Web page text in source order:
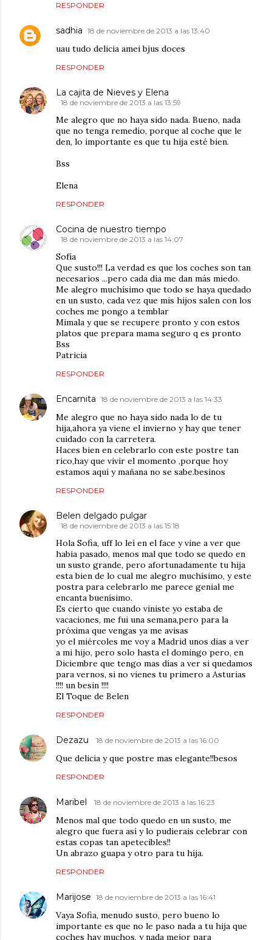
RESPONDER
sadhia 18 de noviembre de 2013 a las 13:40
uau tudo delicia amei bjus doces
RESPONDER
La cajita de Nieves y Elena
18 de noviembre de 2013 a las 13:59
Me alegro que no haya sido nada. Bueno, nada
que no tenga remedio, porque al coche que le
den, lo importante es que tu hija esté bien.
Bss
Elena
RESPONDER
Cocina de nuestro tiempo
18 de noviembre de 2013 a las 14:07
Sofía
Que susto!!! La verdad es que los coches son tan
necesarios ...pero cada día me dan más miedo.
Me alegro muchísimo que todo se haya quedado
en un susto, cada vez que mis hijos salen con los
coches me pongo a temblar
Mimala y que se recupere pronto y con estos
platos que prepara mama seguro q es pronto
Bss
Patricia
RESPONDER
Encarnita 18 de noviembre de 2013 a las 14:33
Me alegro que no haya sido nada lo de tu
hija,ahora ya viene el invierno y hay que tener
cuidado con la carretera.
Haces bien en celebrarlo con este postre tan
rico,hay que vivir el momento ,porque hoy
estamos aquí y mañana no se sabe.besinos
RESPONDER
Belen delgado pulgar
18 de noviembre de 2013 a las 15:18
Hola Sofia, uff lo leí en el face y vine a ver que
habia pasado, menos mal que todo se quedo en
un susto grande, pero afortunadamente tu hija
esta bien de lo cual me alegro muchísimo, y este
postra para celebrarlo me parece genial me
encanta buenísimo.
Es cierto que cuando viniste yo estaba de
vacaciones, me fui una semana,pero para la
próxima que vengas ya me avisas
yo el miércoles me voy a Madrid unos dias a ver
a mi hijo, pero solo hasta el domingo pero, en
Diciembre que tengo mas días a ver si quedamos
para vernos, si no vienes tu primero a Asturias
!!!! un besin !!!!
El Toque de Belen
RESPONDER
Dezazu 18 de noviembre de 2013 a las 16:00
Que delicia y que postre mas elegante!!besos
RESPONDER
Maribel 18 de noviembre de 2013 a las 16:23
Menos mal que todo quedo en un susto, me
alegro que fuera así y lo pudierais celebrar con
estas copas tan apetecibles!!
Un abrazo guapa y otro para tu hija.
RESPONDER
Marijose 18 de noviembre de 2013 a las 16:41
Vaya Sofia, menudo susto, pero bueno lo
importante es que no le paso nada a tu hija que
coches hay muchos, y nada mejor para